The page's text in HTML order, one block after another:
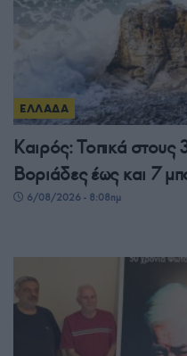
ΕΛΛΑΔΑ
Καιρός: Τοπικά
Βοριάδες έως και 7
6/08/2026 - 8:08πμ